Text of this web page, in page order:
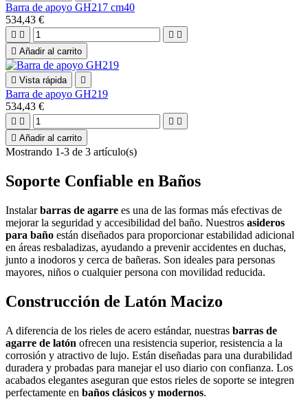
Barra de apoyo GH217 cm40
534,43 €
   
 Añadir al carrito
 Vista rápida 
Barra de apoyo GH219
534,43 €
   
 Añadir al carrito
Mostrando 1-3 de 3 artículo(s)
Soporte Confiable en Baños
Instalarbarras de agarre es una de las formas más efectivas de
mejorar la seguridad y accesibilidad del baño. Nuestros asideros
para baño están diseñados para proporcionar estabilidad adicional
en áreas resbaladizas, ayudando a prevenir accidentes en duchas,
junto a inodoros y cerca de bañeras. Son ideales para personas
mayores, niños o cualquier persona con movilidad reducida.
Construcción de Latón Macizo
A diferencia de los rieles de acero estándar, nuestras barras de
agarre de latón ofrecen una resistencia superior, resistencia a la
corrosión y atractivo de lujo. Están diseñadas para una durabilidad
duradera y probadas para manejar el uso diario con confianza. Los
acabados elegantes aseguran que estos rieles de soporte se integren
perfectamente en baños clásicos y modernos.